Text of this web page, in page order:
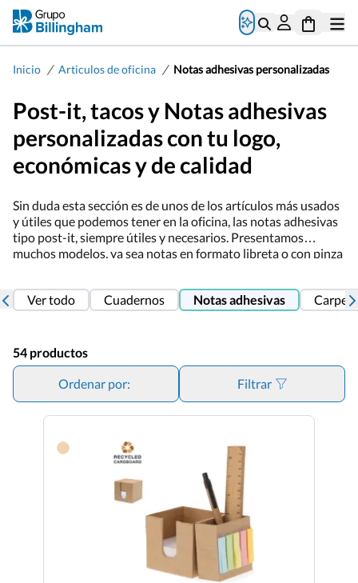
Inicio / Articulos de oficina / Notas adhesivas personalizadas
Post-it, tacos y Notas adhesivas
personalizadas con tu logo,
económicas y de calidad
Sin duda esta sección es de unos de los artículos más usados
y útiles que podemos tener en la oficina, las notas adhesivas
tipo post-it, siempre útiles y necesarios. Presentamos
muchos modelos, ya sea notas en formato libreta o con pinza
excelentes notas marcadores de libro, además como
fabricantes los precios son económicos y podemos
Ver todo Cuadernos Notas adhesivas
54 productos
Ordenar por: Filtrar